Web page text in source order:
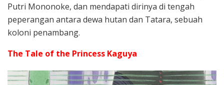
Putri Mononoke, dan mendapati dirinya di tengah
peperangan antara dewa hutan dan Tatara, sebuah
koloni penambang.
The Tale of the Princess Kaguya